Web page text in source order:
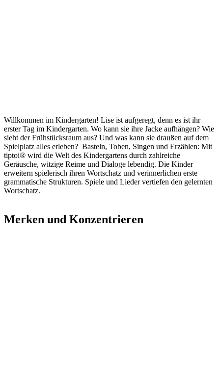
Willkommen im Kindergarten! Lise ist aufgeregt, denn es ist ihr
erster Tag im Kindergarten. Wo kann sie ihre Jacke aufhängen? Wie
sieht der Frühstücksraum aus? Und was kann sie draußen auf dem
Spielplatz alles erleben? Basteln, Toben, Singen und Erzählen: Mit
tiptoi® wird die Welt des Kindergartens durch zahlreiche
Geräusche, witzige Reime und Dialoge lebendig. Die Kinder
erweitern spielerisch ihren Wortschatz und verinnerlichen erste
grammatische Strukturen. Spiele und Lieder vertiefen den gelernten
Wortschatz.
Merken und Konzentrieren